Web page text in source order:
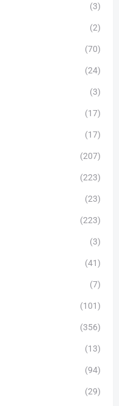
(3)
(2)
(70)
(24)
(3)
(17)
(17)
(207)
(223)
(23)
(223)
(3)
(41)
(7)
(101)
(356)
(13)
(94)
(29)